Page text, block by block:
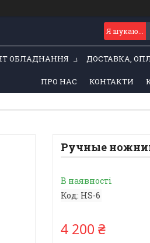
ОБЛАДНАННЯ ДОСТАВКА,
ПРО НАС КОНТАКТИ
Ручные
В наявності
Код: HS-6
4 200 ₴